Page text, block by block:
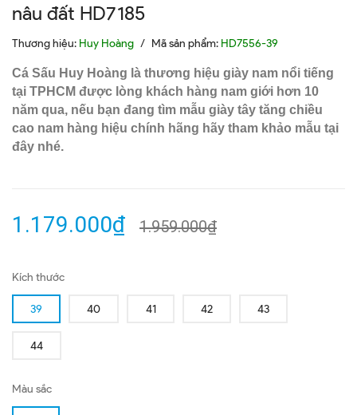
nâu đất HD7185
Thương hiệu: Huy Hoàng / Mã sản phẩm: HD7556-39
Cá Sấu Huy Hoàng là thương hiệu giày nam nổi tiếng
tại TPHCM được lòng khách hàng nam giới hơn 10
năm qua, nếu bạn đang tìm mẫu giày tây tăng chiều
cao nam hàng hiệu chính hãng hãy tham khảo mẫu tại
đây nhé.
1.179.000₫ 1.959.000₫
Kích thước
39 40 41 42 43
44
Màu sắc